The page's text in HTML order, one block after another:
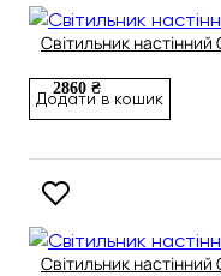
Світильник
2860 ₴
Додати в кошик
Світильник